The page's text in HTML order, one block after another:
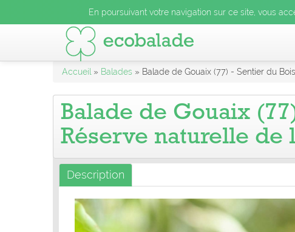
En poursuivant votre navigation sur ce site, vous
Accueil » Balades » Balade de Gouaix (77) - Sentier du
Balade de Gouaix
Réserve naturelle de
Description